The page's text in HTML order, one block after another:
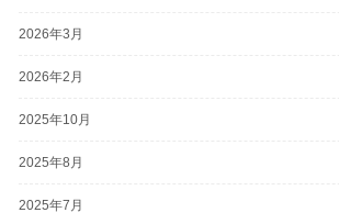
2026年3月
2026年2月
2025年10月
2025年8月
2025年7月